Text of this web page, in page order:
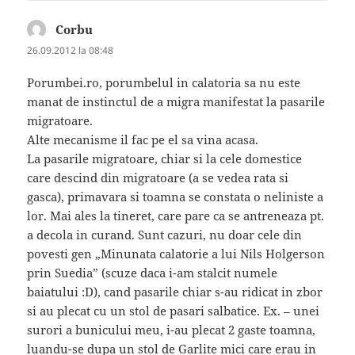
Corbu
26.09.2012 la 08:48
Porumbei.ro, porumbelul in calatoria sa nu este
manat de instinctul de a migra manifestat la pasarile
migratoare.
Alte mecanisme il fac pe el sa vina acasa.
La pasarile migratoare, chiar si la cele domestice
care descind din migratoare (a se vedea rata si
gasca), primavara si toamna se constata o neliniste a
lor. Mai ales la tineret, care pare ca se antreneaza pt.
a decola in curand. Sunt cazuri, nu doar cele din
povesti gen „Minunata calatorie a lui Nils Holgerson
prin Suedia” (scuze daca i-am stalcit numele
baiatului :D), cand pasarile chiar s-au ridicat in zbor
si au plecat cu un stol de pasari salbatice. Ex. – unei
surori a bunicului meu, i-au plecat 2 gaste toamna,
luandu-se dupa un stol de Garlite mici care erau in